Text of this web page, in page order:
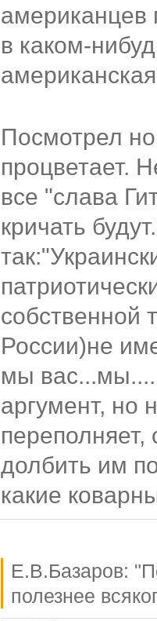
американцев
в каком-
Посмотрел
процветает.
все "слава
кричать
собственной
России)не
мы
аргумент, но
переполняет,
долбить им
какие
Е.В.Базаров:
полезнее